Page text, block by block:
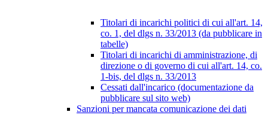
Titolari di incarichi politici di cui all'art. 14,
co. 1, del dlgs n. 33/2013 (da pubblicare in
tabelle)
Titolari di incarichi di amministrazione, di
direzione o di governo di cui all'art. 14, co.
1-bis, del dlgs n. 33/2013
Cessati dall'incarico (documentazione da
pubblicare sul sito web)
Sanzioni per mancata comunicazione dei dati